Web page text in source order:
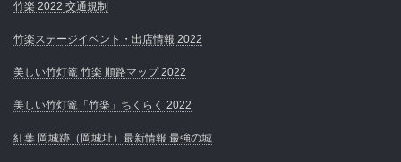
竹楽 2022 交通規制
竹楽ステージイベント・出店情報 2022
美しい竹灯篭 竹楽 順路マップ 2022
美しい竹灯篭「竹楽」ちくらく 2022
紅葉 岡城跡（岡城址）最新情報 最強の城